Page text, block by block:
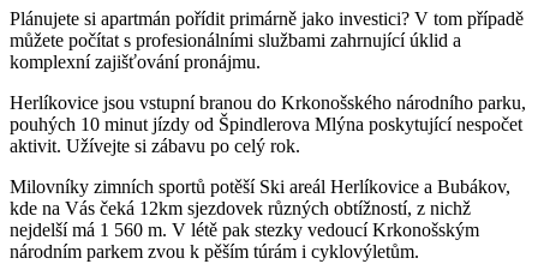
Plánujete si apartmán pořídit primárně jako investici? V tom případě
můžete počítat s profesionálními službami zahrnující úklid a
komplexní zajišťování pronájmu.
Herlíkovice jsou vstupní branou do Krkonošského národního parku,
pouhých 10 minut jízdy od Špindlerova Mlýna poskytující nespočet
aktivit. Užívejte si zábavu po celý rok.
Milovníky zimních sportů potěší Ski areál Herlíkovice a Bubákov,
kde na Vás čeká 12km sjezdovek různých obtížností, z nichž
nejdelší má 1 560 m. V létě pak stezky vedoucí Krkonošským
národním parkem zvou k pěším túrám i cyklovýletům.